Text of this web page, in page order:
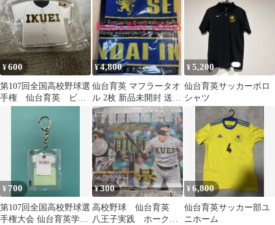
¥600
第107回全国高校野球選
手権 仙台育英 ビッ
¥4,800
仙台育英 マフラータオ
ル 2枚 新品未開封 送料
込
¥5,200
仙台育英サッカーポロ
シャツ
¥ 700
第107回全国高校野球選
手権大会 仙台育英学園
¥300
高校野球 仙台育英
八王子実践 ホーク
¥6,800
仙台育英サッカー部ユ
ニホーム